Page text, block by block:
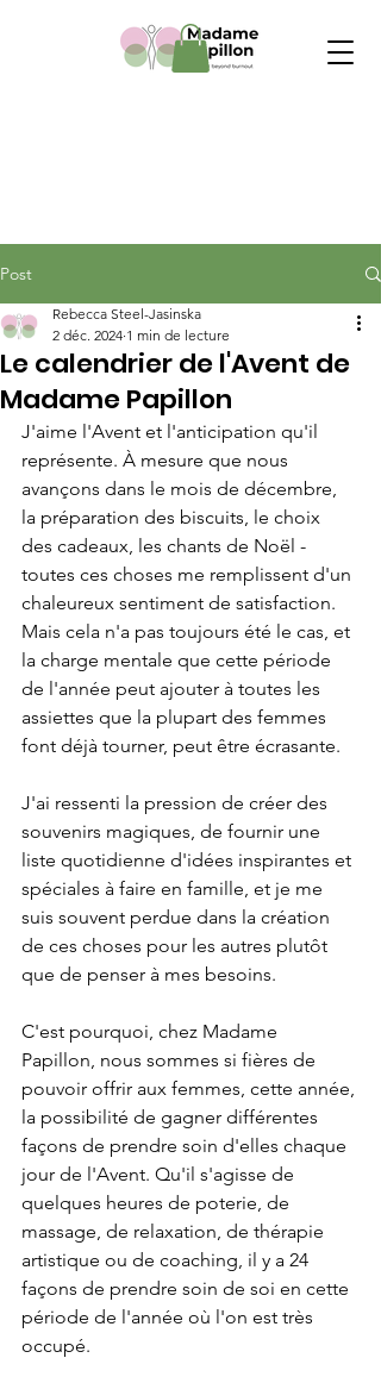
Post
Le calendrier de l'Avent de
Madame Papillon
Rebecca Steel-Jasinska
2 déc. 2024 1 min de lecture
J'aime l'Avent et l'anticipation qu'il
représente. À mesure que nous
avançons dans le mois de décembre,
la préparation des biscuits, le choix
des cadeaux, les chants de Noël -
toutes ces choses me remplissent d'un
chaleureux sentiment de satisfaction.
Mais cela n'a pas toujours été le cas, et
la charge mentale que cette période
de l'année peut ajouter à toutes les
assiettes que la plupart des femmes
font déjà tourner, peut être écrasante.
J'ai ressenti la pression de créer des
souvenirs magiques, de fournir une
liste quotidienne d'idées inspirantes et
spéciales à faire en famille, et je me
suis souvent perdue dans la création
de ces choses pour les autres plutôt
que de penser à mes besoins.
C'est pourquoi, chez Madame
Papillon, nous sommes si fières de
pouvoir offrir aux femmes, cette année,
la possibilité de gagner différentes
façons de prendre soin d'elles chaque
jour de l'Avent. Qu'il s'agisse de
quelques heures de poterie, de
massage, de relaxation, de thérapie
artistique ou de coaching, il y a 24
façons de prendre soin de soi en cette
période de l'année où l'on est très
occupé.